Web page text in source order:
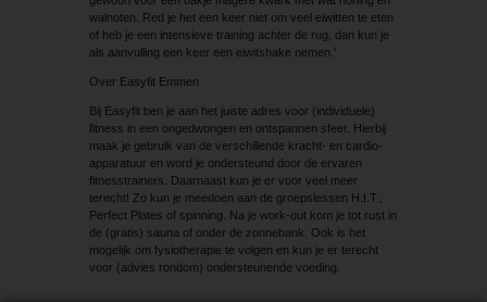
walnoten. Red je het een keer niet om veel eiwitten te eten
of heb je een intensieve training achter de rug, dan kun je
als aanvulling een keer een eiwitshake nemen.’
Over Easyfit Emmen
Bij Easyfit ben je aan het juiste adres voor (individuele)
fitness in een ongedwongen en ontspannen sfeer. Hierbij
maak je gebruik van de verschillende kracht- en cardio-
apparatuur en word je ondersteund door de ervaren
fitnesstrainers. Daarnaast kun je er voor veel meer
terecht! Zo kun je meedoen aan de groepslessen H.I.T.,
Perfect Plates of spinning. Na je work-out kom je tot rust in
de (gratis) sauna of onder de zonnebank. Ook is het
mogelijk om fysiotherapie te volgen en kun je er terecht
voor (advies rondom) ondersteunende voeding.